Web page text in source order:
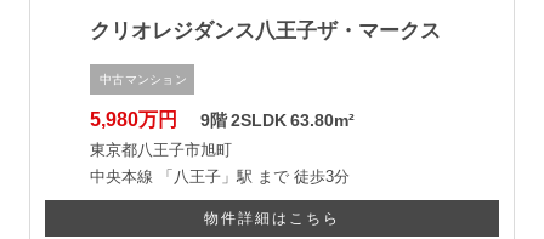
クリオレジダンス八王子ザ・マークス
中古マンション
5,980万円 9階2SLDK63.80m²
東京都八王子市旭町
中央本線
「八王子」駅 まで 徒歩3分
物件詳細はこちら